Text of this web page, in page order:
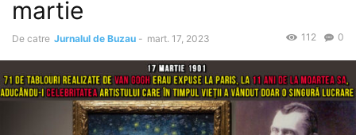
martie
De catre Jurnalul de Buzau - mart. 17, 2023 0
112